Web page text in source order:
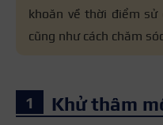
khoăn về thời điểm
cũng như cách chăm
Khử thâm